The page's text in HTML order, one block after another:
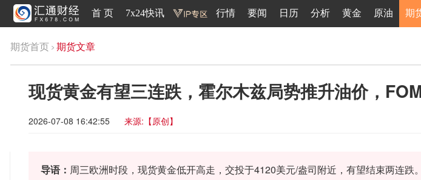
首 页 7x24快讯 行情 要闻 日历 分析 黄金 原油 期
期货首页 期货文章
现货黄金有望三连跌，霍尔木兹局势推升油价，
2026-07-08 16:42:55 来源:【原创】
导语： 周三欧洲时段，现货黄金低开高走，交投于4120美元/盎司附近，有望结束两连跌